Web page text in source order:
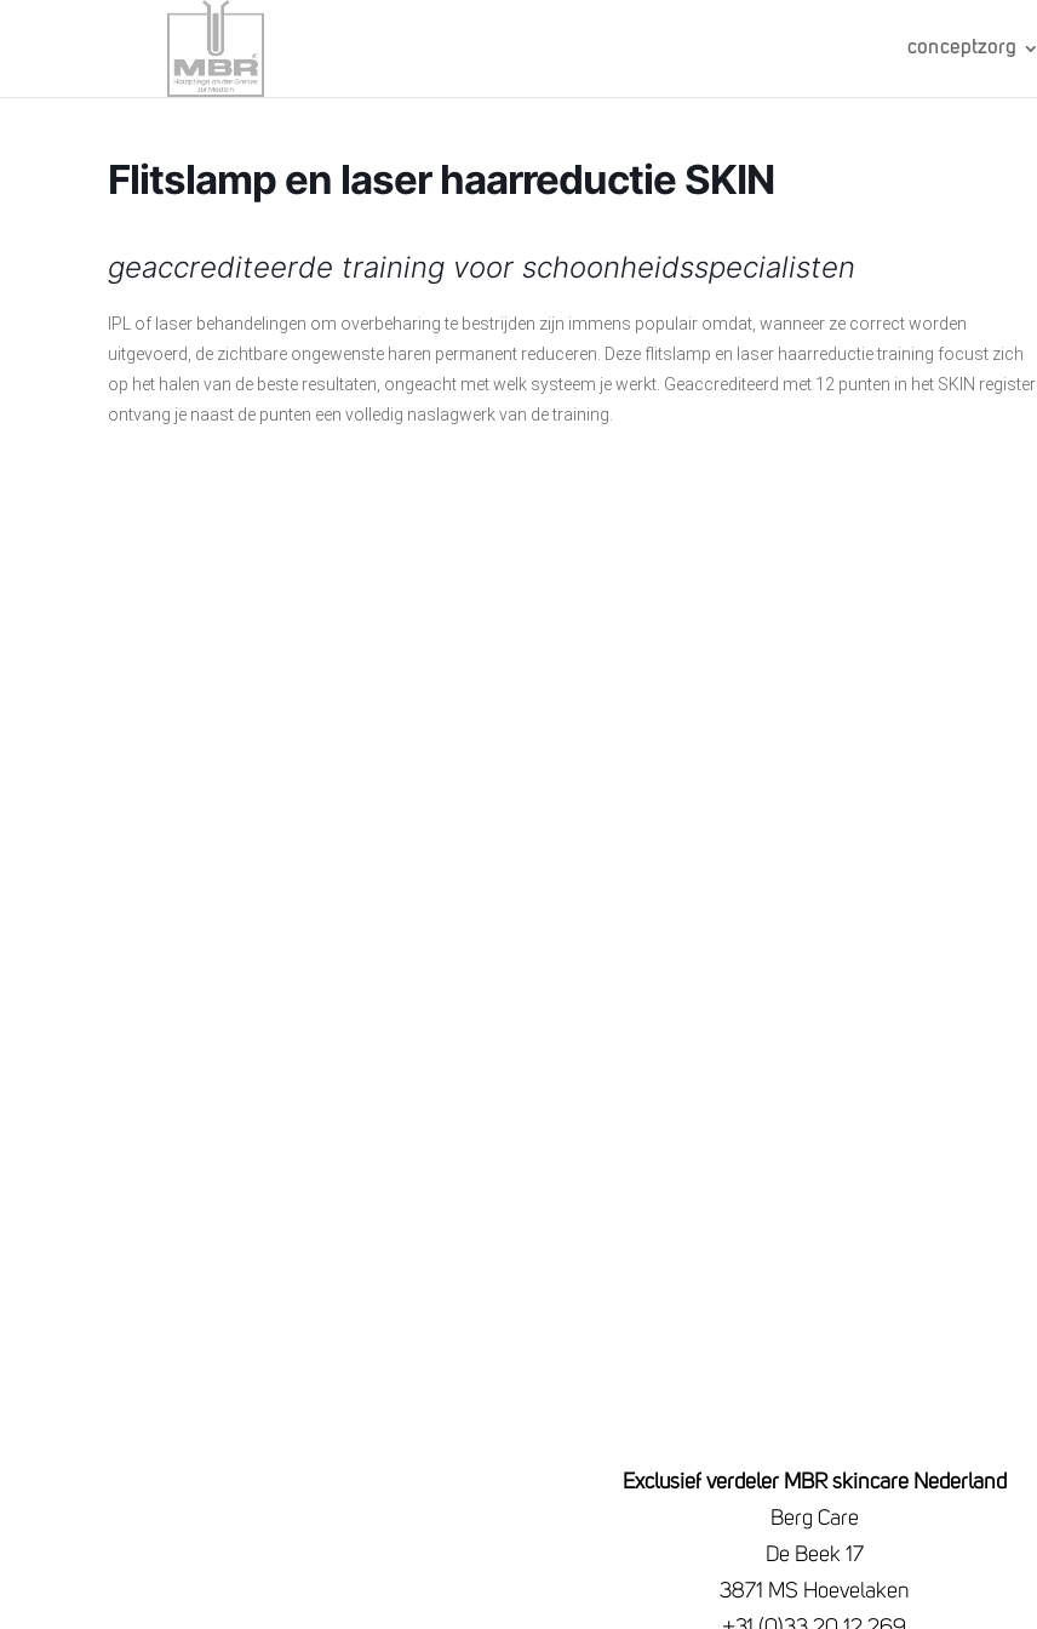
conceptzorg
Flitslamp en laser haarreductie SKIN
geaccrediteerde training voor schoonheidsspecialisten
IPL of laser behandelingen om overbeharing te bestrijden zijn immens populair omdat, wanneer ze correct worden
uitgevoerd, de zichtbare ongewenste haren permanent reduceren. Deze flitslamp en laser haarreductie training focust zich
op het halen van de beste resultaten, ongeacht met welk systeem je werkt. Geaccrediteerd met 12 punten in het SKIN register
ontvang je naast de punten een volledig naslagwerk van de training.
Exclusief verdeler MBR skincare Nederland
Berg Care
De Beek 17
3871 MS Hoevelaken